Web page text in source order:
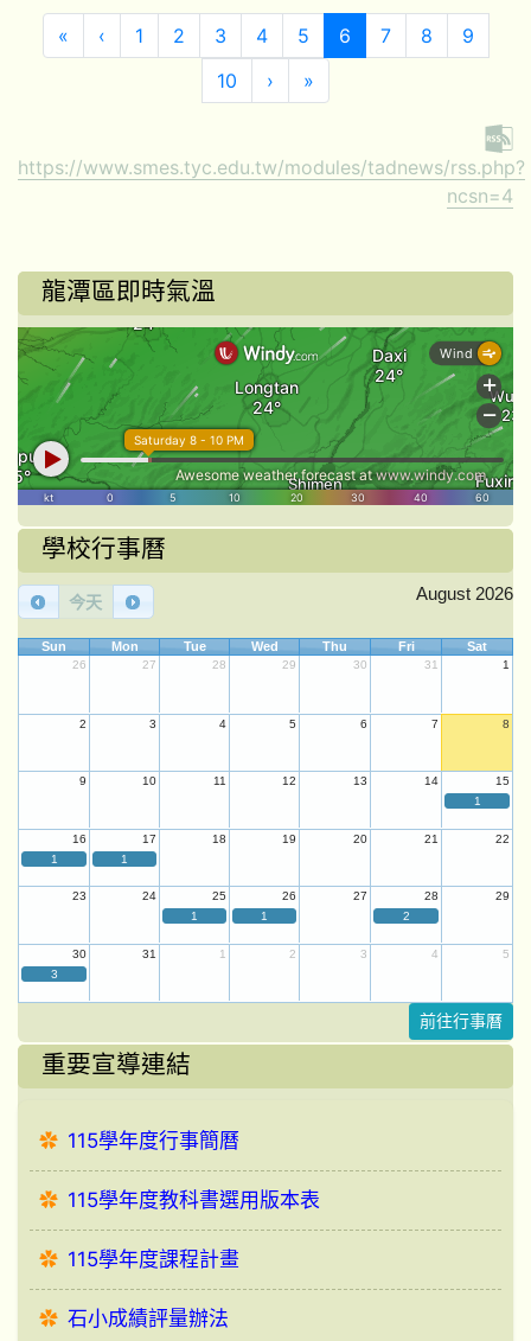
«第一頁
‹上一頁
1 2 3 4 5 6(目前頁次)
7 8
9
10
›下一頁
»最後頁
https://www.smes.tyc.edu.tw/modules/tadnews/rss.php?
ncsn=4
龍潭區即時氣溫
學校行事曆
今天 August 2026
Sun Mon Tue Wed Thu Fri Sat
26 27 28 29 30 31 1
2 3 4 5 6 7 8
9 10 11 12 13 14
15
1
16 17 18 19 20 21
22
1
1
23 24 25 26 27 28
29
1
1 2
30 31 1 2 3 4
5
3
前往行事曆
重要宣導連結
115學年度行事簡曆
115學年度教科書選用版本表
115學年度課程計畫
石小成績評量辦法